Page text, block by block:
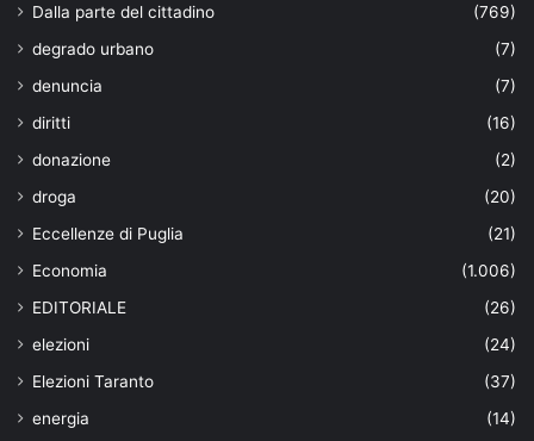
Dalla parte del cittadino
(769)
degrado urbano
(7)
denuncia
(7)
diritti
(16)
donazione
(2)
droga
(20)
Eccellenze di Puglia
(21)
Economia
(1.006)
EDITORIALE
(26)
elezioni
(24)
Elezioni Taranto
(37)
energia
(14)